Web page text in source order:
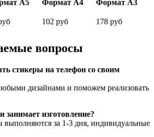
А5 Формат А4
Формат А3
102 руб 178 руб
вопросы
стикеры на телефон со своим
дизайнами и поможем реализовать
занимает изготовление?
выполняются за 1-3 дня, индивидуальные